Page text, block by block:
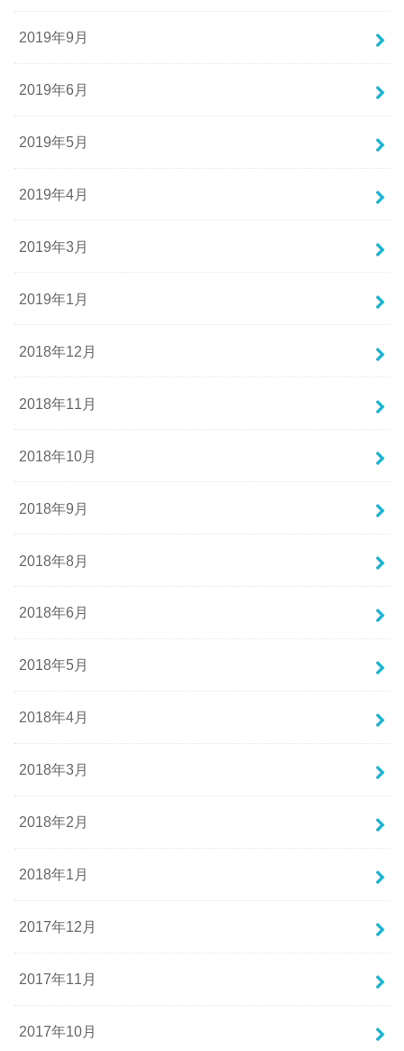
2019年9月
2019年6月
2019年5月
2019年4月
2019年3月
2019年1月
2018年12月
2018年11月
2018年10月
2018年9月
2018年8月
2018年6月
2018年5月
2018年4月
2018年3月
2018年2月
2018年1月
2017年12月
2017年11月
2017年10月